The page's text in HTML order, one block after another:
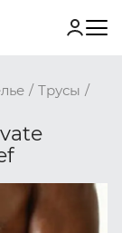
/ Трусы /